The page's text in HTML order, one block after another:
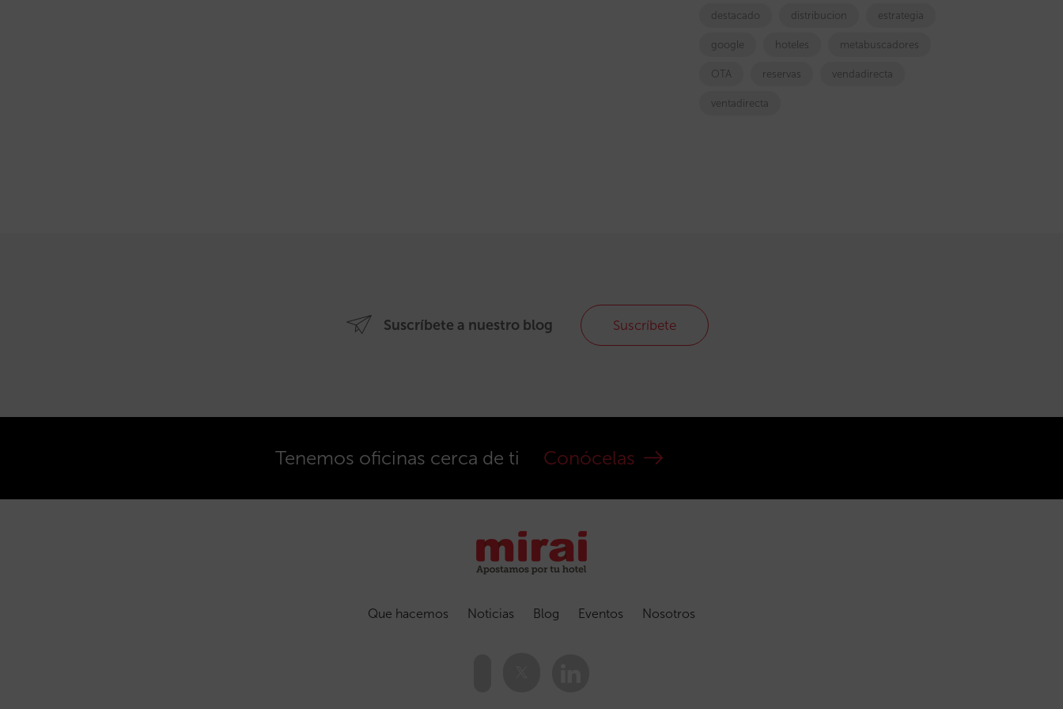
destacado distribucion estrategia
google hoteles metabuscadores
OTA reservas vendadirecta
ventadirecta
Suscríbete a nuestro blog Suscríbete
Tenemos oficinas cerca de ti Conócelas
Que hacemos Noticias Blog Eventos Nosotros